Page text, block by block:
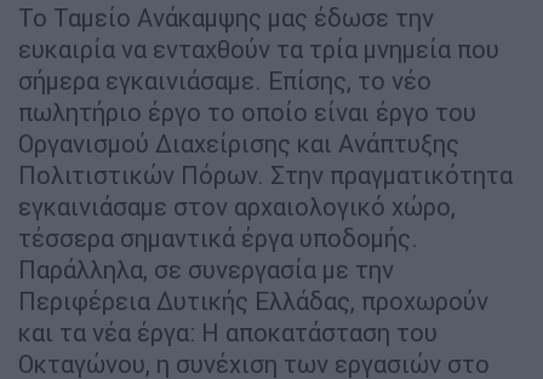
Το Ταμείο Ανάκαμψης μας έδωσε την
ευκαιρία να ενταχθούν τα τρία μνημεία που
σήμερα εγκαινιάσαμε. Επίσης, το νέο
πωλητήριο έργο το οποίο είναι έργο του
Οργανισμού Διαχείρισης και Ανάπτυξης
Πολιτιστικών Πόρων. Στην πραγματικότητα
εγκαινιάσαμε στον αρχαιολογικό χώρο,
τέσσερα σημαντικά έργα υποδομής.
Παράλληλα, σε συνεργασία με την
Περιφέρεια Δυτικής Ελλάδας, προχωρούν
και τα νέα έργα: Η αποκατάσταση του
Οκταγώνου, η συνέχιση των εργασιών στο